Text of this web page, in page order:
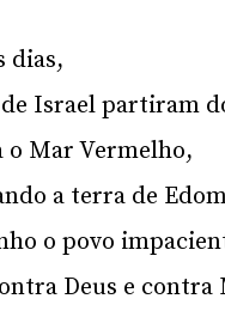
dias,
Israel partiram
o Mar Vermelho,
a terra de
o povo
Deus e contra